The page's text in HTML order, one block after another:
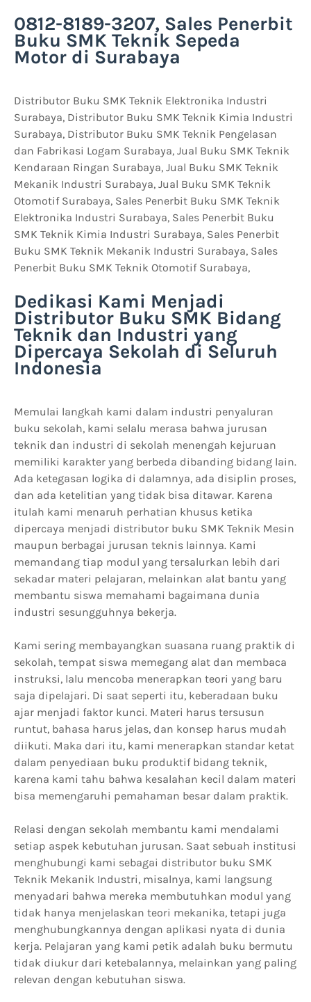
0812-8189-3207, Sales Penerbit
Buku SMK Teknik Sepeda
Motor di Surabaya
Distributor Buku SMK Teknik Elektronika Industri
Surabaya, Distributor Buku SMK Teknik Kimia Industri
Surabaya, Distributor Buku SMK Teknik Pengelasan
dan Fabrikasi Logam Surabaya, Jual Buku SMK Teknik
Kendaraan Ringan Surabaya, Jual Buku SMK Teknik
Mekanik Industri Surabaya, Jual Buku SMK Teknik
Otomotif Surabaya, Sales Penerbit Buku SMK Teknik
Elektronika Industri Surabaya, Sales Penerbit Buku
SMK Teknik Kimia Industri Surabaya, Sales Penerbit
Buku SMK Teknik Mekanik Industri Surabaya, Sales
Penerbit Buku SMK Teknik Otomotif Surabaya,
Dedikasi Kami Menjadi
Distributor Buku SMK Bidang
Teknik dan Industri yang
Dipercaya Sekolah di Seluruh
Indonesia
Memulai langkah kami dalam industri penyaluran
buku sekolah, kami selalu merasa bahwa jurusan
teknik dan industri di sekolah menengah kejuruan
memiliki karakter yang berbeda dibanding bidang lain.
Ada ketegasan logika di dalamnya, ada disiplin proses,
dan ada ketelitian yang tidak bisa ditawar. Karena
itulah kami menaruh perhatian khusus ketika
dipercaya menjadi distributor buku SMK Teknik Mesin
maupun berbagai jurusan teknis lainnya. Kami
memandang tiap modul yang tersalurkan lebih dari
sekadar materi pelajaran, melainkan alat bantu yang
membantu siswa memahami bagaimana dunia
industri sesungguhnya bekerja.
Kami sering membayangkan suasana ruang praktik di
sekolah, tempat siswa memegang alat dan membaca
instruksi, lalu mencoba menerapkan teori yang baru
saja dipelajari. Di saat seperti itu, keberadaan buku
ajar menjadi faktor kunci. Materi harus tersusun
runtut, bahasa harus jelas, dan konsep harus mudah
diikuti. Maka dari itu, kami menerapkan standar ketat
dalam penyediaan buku produktif bidang teknik,
karena kami tahu bahwa kesalahan kecil dalam materi
bisa memengaruhi pemahaman besar dalam praktik.
Relasi dengan sekolah membantu kami mendalami
setiap aspek kebutuhan jurusan. Saat sebuah institusi
menghubungi kami sebagai distributor buku SMK
Teknik Mekanik Industri, misalnya, kami langsung
menyadari bahwa mereka membutuhkan modul yang
tidak hanya menjelaskan teori mekanika, tetapi juga
menghubungkannya dengan aplikasi nyata di dunia
kerja. Pelajaran yang kami petik adalah buku bermutu
tidak diukur dari ketebalannya, melainkan yang paling
relevan dengan kebutuhan siswa.